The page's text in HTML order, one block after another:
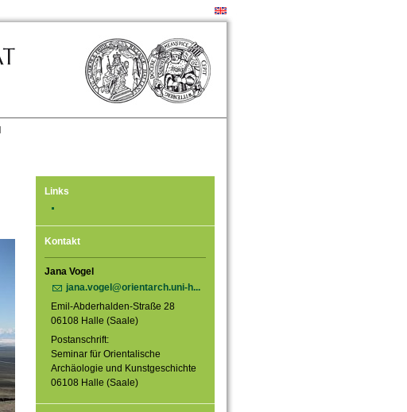
Links
Kontakt
Jana Vogel
jana.vogel@orientarch.uni-h...
Emil-Abderhalden-Straße 28
06108 Halle (Saale)
Postanschrift:
Seminar für Orientalische
Archäologie und Kunstgeschichte
06108 Halle (Saale)